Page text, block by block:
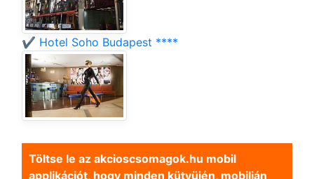
✔️ Hotel Soho Budapest ****
Töltse le az akcioscsomagok.hu mobil
applikációt, hogy minden kütyüjén, mobilján